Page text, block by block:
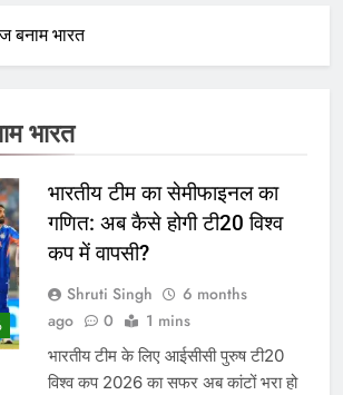
बनाम भारत
भारत
भारतीय टीम का सेमीफाइनल का
गणित: अब कैसे होगी टी20 विश्व
कप में वापसी?
Shruti Singh
6 months
ago
0 1 mins
भारतीय टीम के लिए आईसीसी पुरुष टी20
विश्व कप 2026 का सफर अब कांटों भरा हो